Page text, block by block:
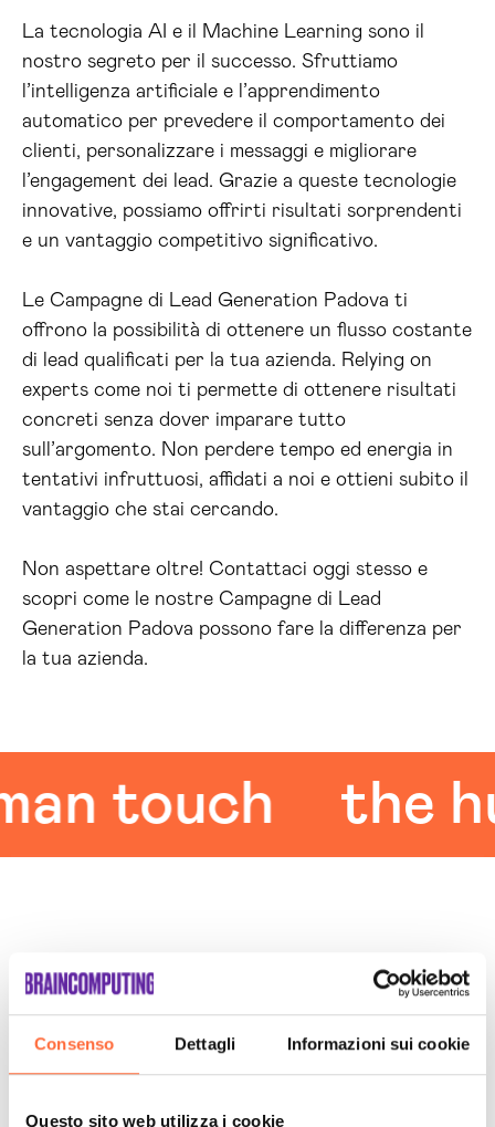
Consenso Dettagli Informazioni sui cookie
Questo sito web utilizza i cookie
La tecnologia AI e il Machine Learning sono il
nostro segreto per il successo. Sfruttiamo
l’intelligenza artificiale e l’apprendimento
automatico per prevedere il comportamento dei
clienti, personalizzare i messaggi e migliorare
l’engagement dei lead. Grazie a queste tecnologie
innovative, possiamo offrirti risultati sorprendenti
e un vantaggio competitivo significativo.
Le Campagne di Lead Generation Padova ti
offrono la possibilità di ottenere un flusso costante
di lead qualificati per la tua azienda. Relying on
experts come noi ti permette di ottenere risultati
concreti senza dover imparare tutto
sull’argomento. Non perdere tempo ed energia in
tentativi infruttuosi, affidati a noi e ottieni subito il
vantaggio che stai cercando.
Non aspettare oltre! Contattaci oggi stesso e
scopri come le nostre Campagne di Lead
Generation Padova possono fare la differenza per
la tua azienda.
touch the